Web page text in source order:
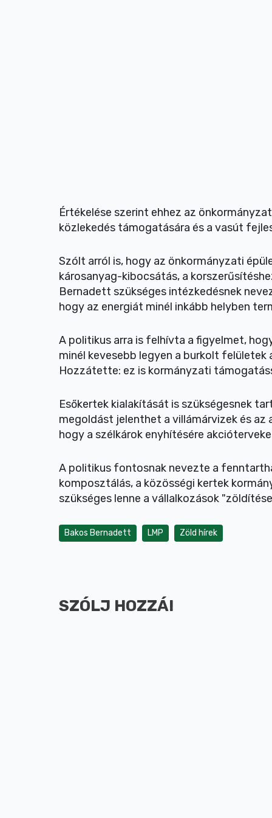
Értékelése szerint ehhez az
közlekedés támogatására és a vasút
Szólt arról is, hogy az önkormányzati
károsanyag-kibocsátás, a
Bernadett szükséges intézkedésnek
hogy az energiát minél inkább helyben
A politikus arra is felhívta a figyelmet,
minél kevesebb legyen a burkolt
Hozzátette: ez is kormányzati
Esőkertek kialakítását is szükségesnek
megoldást jelenthet a villámárvizek és az
hogy a szélkárok enyhítésére
A politikus fontosnak nevezte a
komposztálás, a közösségi kertek
szükséges lenne a vállalkozások
Bakos Bernadett LMP Zöld hírek
SZÓLJ HOZZÁ!